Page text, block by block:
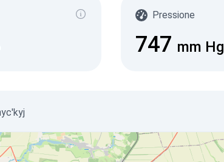
Pressione
747 mm Hg